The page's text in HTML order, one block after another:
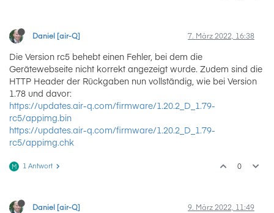
Daniel [air-Q] 7. März 2022, 16:38
Die Version rc5 behebt einen Fehler, bei dem die
Gerätewebseite nicht korrekt angezeigt wurde. Zudem sind die
HTTP Header der Rückgaben nun vollständig, wie bei Version
1.78 und davor:
https://updates.air-q.com/firmware/1.20.2_D_1.79-
rc5/appimg.bin
https://updates.air-q.com/firmware/1.20.2_D_1.79-
rc5/appimg.chk
M 1 Antwort 0
Daniel [air-Q] 9. März 2022, 11:49